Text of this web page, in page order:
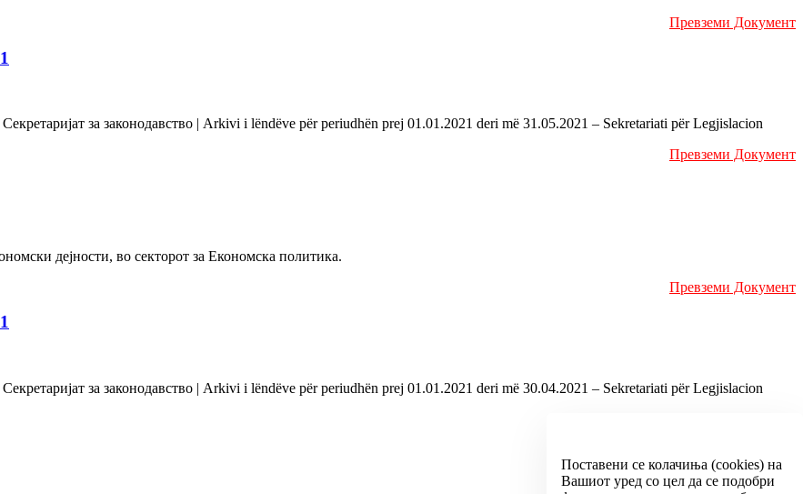
Превземи Документ
за законодавство | Arkivi i lëndëve për periudhën prej 01.01.2021 deri më 31.05.2021 – Sekretariati për Legjislacion
Превземи Документ
дејности, во секторот за Економска политика.
Превземи Документ
за законодавство | Arkivi i lëndëve për periudhën prej 01.01.2021 deri më 30.04.2021 – Sekretariati për Legjislacion
Поставени се колачиња (cookies) на
Вашиот уред со цел да се подобри